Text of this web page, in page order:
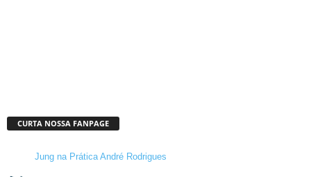
CURTA NOSSA FANPAGE
Jung na Prática André Rodrigues